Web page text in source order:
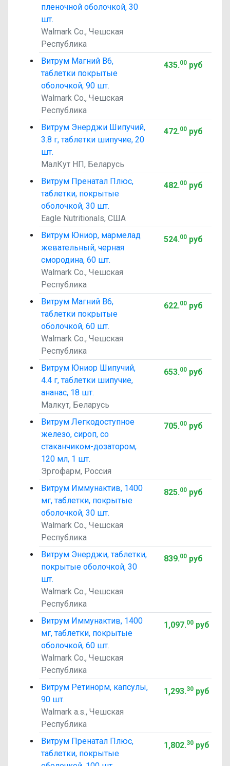
пленочной оболочкой, 30
шт.
Walmark Co., Чешская
Республика
Витрум Магний В6,
таблетки покрытые
оболочкой, 90 шт.
Walmark Co., Чешская
Республика
435.00руб
Витрум Энерджи Шипучий,
3.8 г, таблетки шипучие, 20
шт.
МалКут НП, Беларусь
472.00руб
Витрум Пренатал Плюс,
таблетки, покрытые
оболочкой, 30 шт.
Eagle Nutritionals, США
482.00руб
Витрум Юниор, мармелад
жевательный, черная
смородина, 60 шт.
Walmark Co., Чешская
Республика
524.00руб
Витрум Магний В6,
таблетки покрытые
оболочкой, 60 шт.
Walmark Co., Чешская
Республика
622.00руб
Витрум Юниор Шипучий,
4.4 г, таблетки шипучие,
ананас, 18 шт.
Малкут, Беларусь
653.00руб
Витрум Легкодоступное
железо, сироп, со
стаканчиком-дозатором,
120 мл, 1 шт.
Эргофарм, Россия
705.00руб
Витрум Иммунактив, 1400
мг, таблетки, покрытые
оболочкой, 30 шт.
Walmark Co., Чешская
Республика
825.00руб
Витрум Энерджи, таблетки,
покрытые оболочкой, 30
шт.
Walmark Co., Чешская
Республика
839.00руб
Витрум Иммунактив, 1400
мг, таблетки, покрытые
оболочкой, 60 шт.
Walmark Co., Чешская
Республика
1,097.00руб
Витрум Ретинорм, капсулы,
90 шт.
Walmark a.s., Чешская
Республика
1,293.30руб
Витрум Пренатал Плюс,
таблетки, покрытые
1,802.30руб